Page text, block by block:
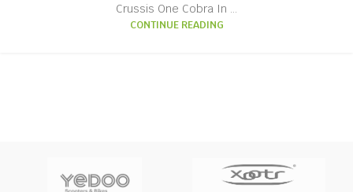
Crussis One Cobra In ...
CONTINUE READING